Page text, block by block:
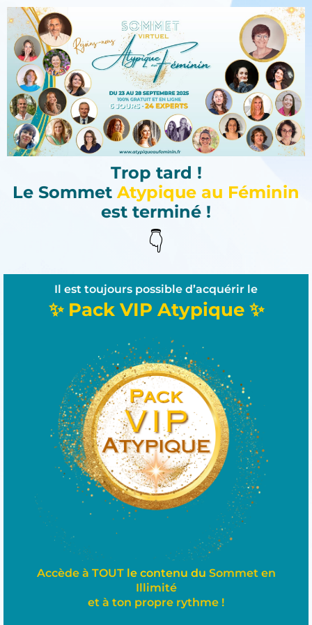
Trop tard !
Le Sommet Atypique au Féminin
est terminé !
👇
Il est toujours possible d’acquérir le
✨ Pack VIP Atypique ✨
Accède à TOUTle contenu du Sommet en
Illimité
et à ton propre rythme !